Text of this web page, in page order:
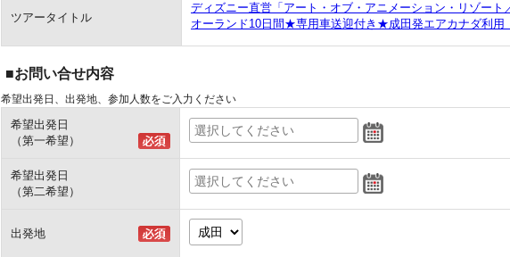
ツアータイトル
ディズニー直営「アート・オブ・アニメーション・リゾー
オーランド10日間★専用車送迎付き★成田発エアカナダ利用
■お問い合せ内容
希望出発日、出発地、参加人数をご入力ください
希望出発日
（第一希望）
希望出発日
（第二希望）
出発地